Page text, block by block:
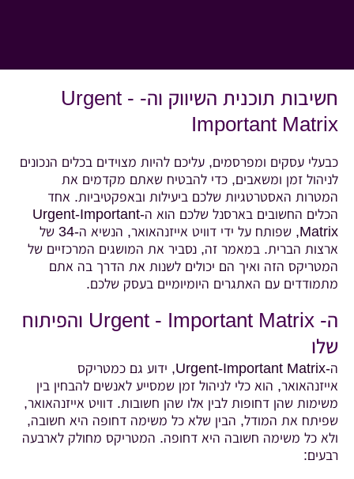
חשיבות תוכנית השיווק וה- Urgent -
Important Matrix
כבעלי עסקים ומפרסמים, עליכם להיות מצוידים בכלים הנכונים
לניהול זמן ומשאבים, כדי להבטיח שאתם מקדמים את
המטרות האסטרטגיות שלכם ביעילות ובאפקטיביות. אחד
הכלים החשובים בארסנל שלכם הוא ה-Urgent-Important
Matrix, שפותח על ידי דוויט אייזנהאואר, הנשיא ה-34 של
ארצות הברית. במאמר זה, נסביר את המושגים המרכזיים של
המטריקס הזה ואיך הם יכולים לשנות את הדרך בה אתם
מתמודדים עם האתגרים היומיומיים בעסק שלכם.
ה- Urgent - Important Matrix והפיתוח
שלו
ה-Urgent-Important Matrix, ידוע גם כמטריקס
אייזנהאואר, הוא כלי לניהול זמן שמסייע לאנשים להבחין בין
משימות שהן דחופות לבין אלו שהן חשובות. דוויט אייזנהאואר,
שפיתח את המודל, הבין שלא כל משימה דחופה היא חשובה,
ולא כל משימה חשובה היא דחופה. המטריקס מחולק לארבעה
רבעים: